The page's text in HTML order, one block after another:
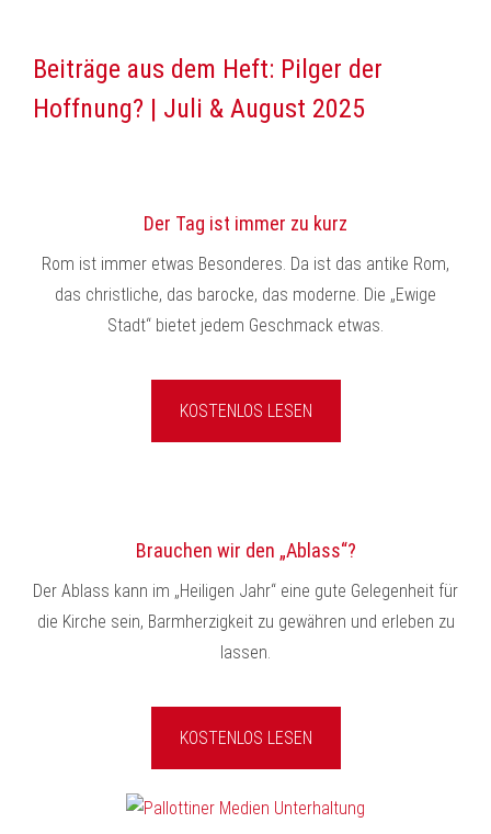
Beiträge aus dem Heft: Pilger der
Hoffnung? | Juli & August 2025
Der Tag ist immer zu kurz
Rom ist immer etwas Besonderes. Da ist das antike Rom,
das christliche, das barocke, das moderne. Die „Ewige
Stadt“ bietet jedem Geschmack etwas.
KOSTENLOS LESEN
Brauchen wir den „Ablass“?
Der Ablass kann im „Heiligen Jahr“ eine gute Gelegenheit für
die Kirche sein, Barmherzigkeit zu gewähren und erleben zu
lassen.
KOSTENLOS LESEN